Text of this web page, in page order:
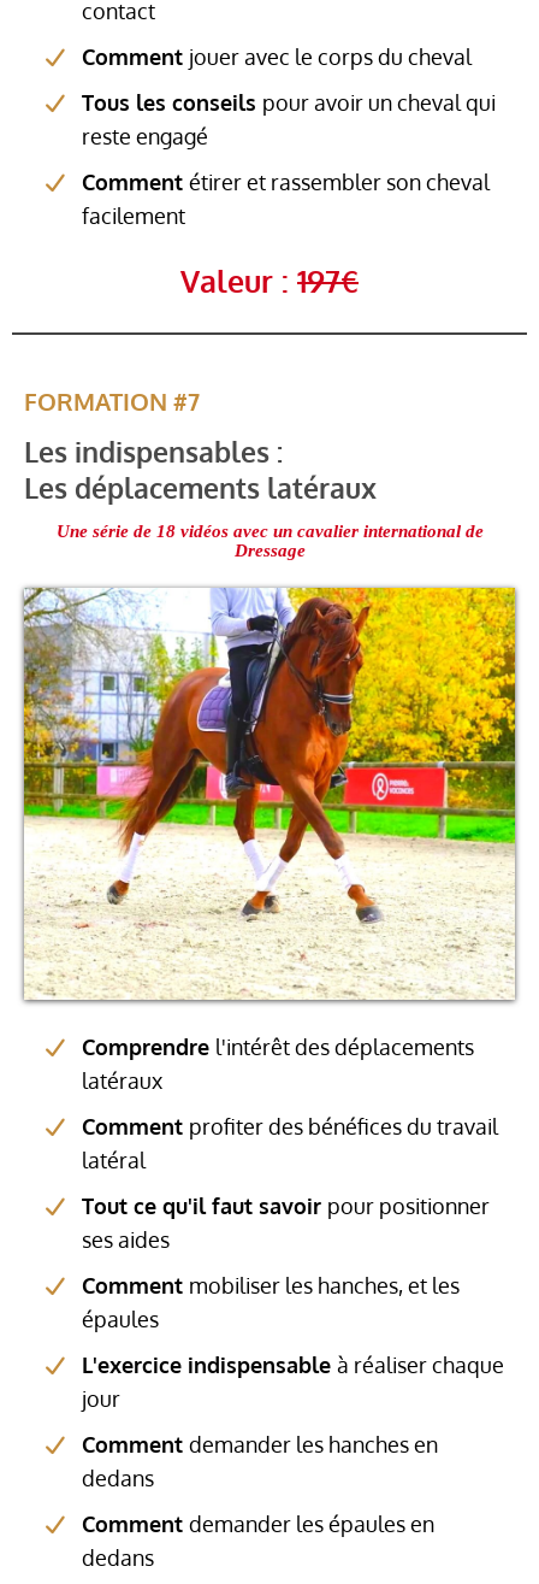
contact
Comment jouer avec le corps du cheval
Tous les conseils pour avoir un cheval qui
reste engagé
Comment étirer et rassembler son cheval
facilement
Valeur : 197€
FORMATION #7
Les indispensables :
Les déplacements latéraux
Une série de 18 vidéos avec un cavalier international de
Dressage
Comprendre l'intérêt des déplacements
latéraux
Comment profiter des bénéfices du travail
latéral
Tout ce qu'il faut savoir pour positionner
ses aides
Comment mobiliser les hanches, et les
épaules
L'exercice indispensable à réaliser chaque
jour
Comment demander les hanches en
dedans
Comment demander les épaules en
dedans